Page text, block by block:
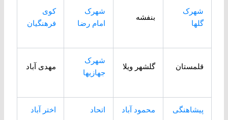
شهرک
گلها
بنفشه
شهرک
امام رضا
کوی
فرهنگیان
قلمستان گلشهر ویلا
شهرک
جهازیها
مهدی آباد
پیشاهنگی محمود آباد اتحاد اختر آباد